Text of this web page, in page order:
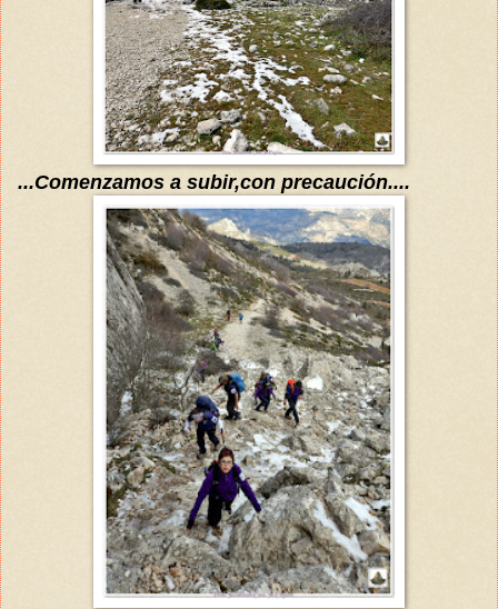
...Comenzamos a subir,con precaución....